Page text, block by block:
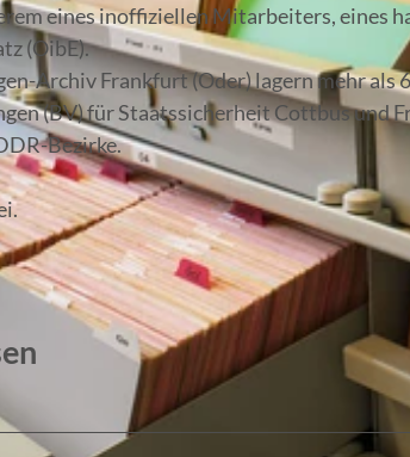
Stasi-Unterlagen-Archiv Frankfurt (Oder)
eines inoffiziellen Mitarbeiters, eines
(OibE).
Archiv Frankfurt (Oder) lagern mehr als
(BV) für Staatssicherheit Cottbus und
Bezirke.